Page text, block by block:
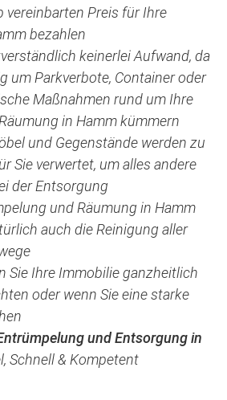
vereinbarten Preis für Ihre
bezahlen
keinerlei Aufwand, da
um Parkverbote, Container oder
Maßnahmen rund um Ihre
in Hamm kümmern
und Gegenstände werden zu
Sie verwertet, um alles andere
der Entsorgung
und Räumung in Hamm
auch die Reinigung aller
Sie Ihre Immobilie ganzheitlich
oder wenn Sie eine starke
und Entsorgung in
Schnell & Kompetent